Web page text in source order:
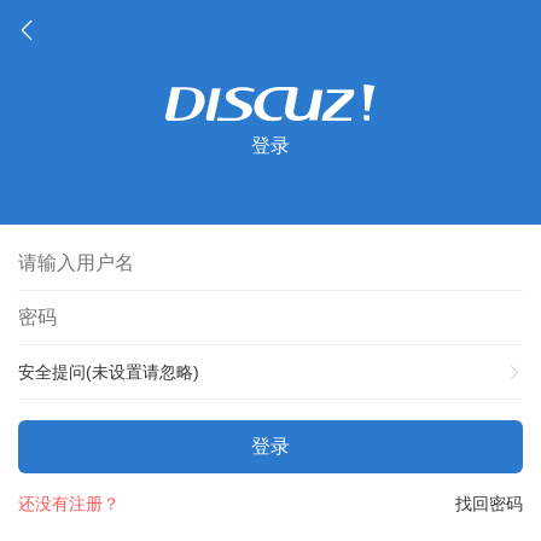
登录
安全提问(未设置请忽略)
登录
找回密码
还没有注册？